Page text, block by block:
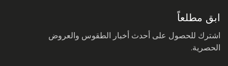
ابق مطلعاً
اشترك للحصول على أحدث أخبار الطقوس والعروض
الحصرية.